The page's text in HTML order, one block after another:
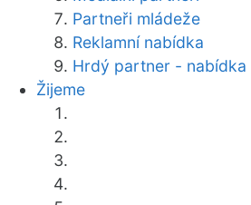
Partneři mládeže
Reklamní nabídka
Hrdý partner - nabídka
Žijeme